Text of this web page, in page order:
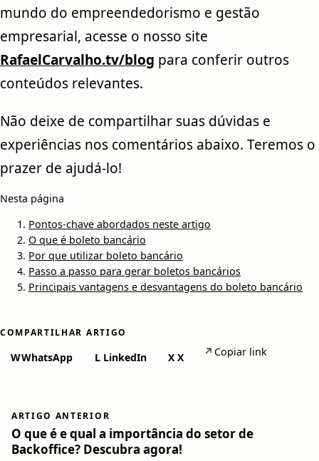
mundo do empreendedorismo e gestão
empresarial, acesse o nosso site
RafaelCarvalho.tv/blog para conferir outros
conteúdos relevantes.
Não deixe de compartilhar suas dúvidas e
experiências nos comentários abaixo. Teremos o
prazer de ajudá-lo!
Nesta página
Pontos-chave abordados neste artigo
O que é boleto bancário
Por que utilizar boleto bancário
Passo a passo para gerar boletos bancários
Principais vantagens e desvantagens do boleto bancário
COMPARTILHAR ARTIGO
WWhatsApp L LinkedIn X X ↗ Copiar link
ARTIGO ANTERIOR
O que é e qual a importância do setor de
Backoffice? Descubra agora!